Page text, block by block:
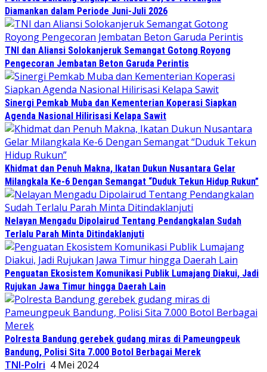
Diamankan dalam Periode Juni-Juli 2026
TNI dan Aliansi Solokanjeruk Semangat Gotong Royong
Pengecoran Jembatan Beton Garuda Perintis
Sinergi Pemkab Muba dan Kementerian Koperasi Siapkan
Agenda Nasional Hilirisasi Kelapa Sawit
Khidmat dan Penuh Makna, Ikatan Dukun Nusantara Gelar
Milangkala Ke-6 Dengan Semangat “Duduk Tekun Hidup Rukun”
Nelayan Mengadu Dipolairud Tentang Pendangkalan Sudah
Terlalu Parah Minta Ditindaklanjuti
Penguatan Ekosistem Komunikasi Publik Lumajang Diakui, Jadi
Rujukan Jawa Timur hingga Daerah Lain
Polresta Bandung gerebek gudang miras di Pameungpeuk
Bandung, Polisi Sita 7.000 Botol Berbagai Merek
TNI-Polri 4 Mei 2024